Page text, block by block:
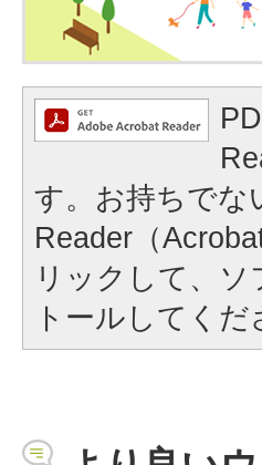
す。お持ちでな
Reader（
リックして、
トールしてくだ